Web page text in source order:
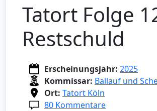
Tatort Folge
Restschuld
Erscheinungsjahr: 2025
Kommissar: Ballauf und
Ort: Tatort Köln
80 Kommentare